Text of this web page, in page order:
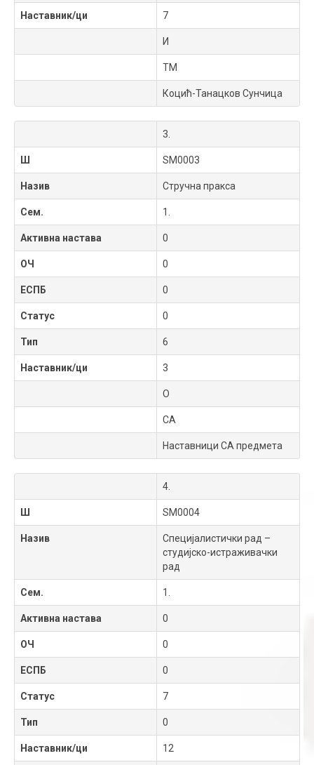
Наставник/ци 7
И
ТМ
Коцић-Танацков Сунчица
3.
Ш SM0003
Назив Стручна пракса
Сем. 1.
Активна настава 0
ОЧ 0
ЕСПБ 0
Статус 0
Тип 6
Наставник/ци 3
О
СА
Наставници СА предмета
4.
Ш SM0004
Назив
Специјалистички рад –
студијско-истраживачки
рад
Сем. 1.
Активна настава 0
ОЧ 0
ЕСПБ 0
Статус 7
Тип 0
Наставник/ци 12